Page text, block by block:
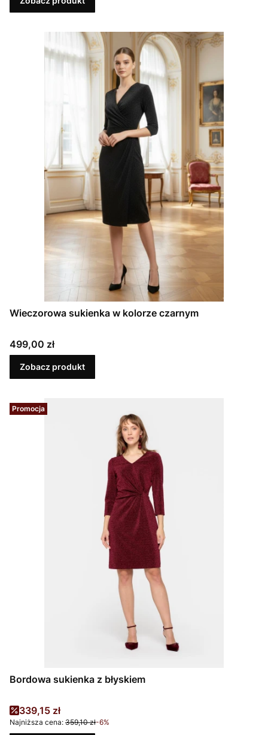
Wieczorowa sukienka w kolorze czarnym
Cena
499,00 zł
Zobacz produkt
Promocja
Bordowa sukienka z błyskiem
Cena promocyjna
339,15 zł
Najniższa cena: 359,10 zł-6%